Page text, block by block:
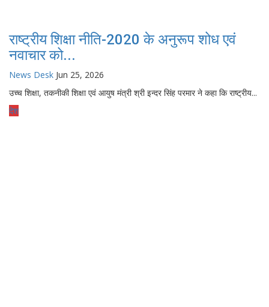
राष्ट्रीय शिक्षा नीति-2020 के अनुरूप शोध एवं
नवाचार को...
News Desk Jun 25, 2026
उच्च शिक्षा, तकनीकी शिक्षा एवं आयुष मंत्री श्री इन्दर सिंह परमार ने कहा कि राष्ट्रीय...
देश